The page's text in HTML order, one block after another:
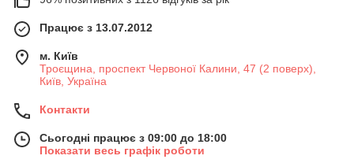
Працює з 13.07.2012
м. Київ
Троєщина, проспект Червоної Калини, 47 (2 поверх),
Київ, Україна
Контакти
Сьогодні працює з 09:00 до 18:00
Показати весь графік роботи